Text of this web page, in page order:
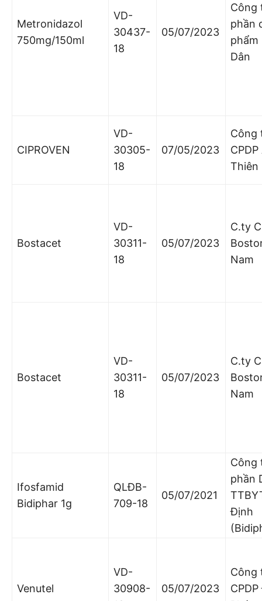
Metronidazol
750mg/150ml
VD-
30437-
18
05/07/2023
Công
phần
phẩm
Dân
CIPROVEN
VD-
30305-
18
07/05/2023
Công
CPDP
Thiên
Bostacet
VD-
30311-
18
05/07/2023
C.ty
Nam
Bostacet
VD-
30311-
18
05/07/2023
C.ty
Nam
Ifosfamid
Bidiphar 1g
QLĐB-
709-18
05/07/2021
Công
phần
Định
Venutel
VD-
30908-
05/07/2023
Công